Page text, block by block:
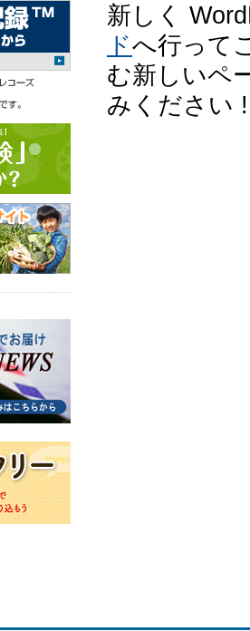
新しく
ドへ行って
む新しいペ
みください !